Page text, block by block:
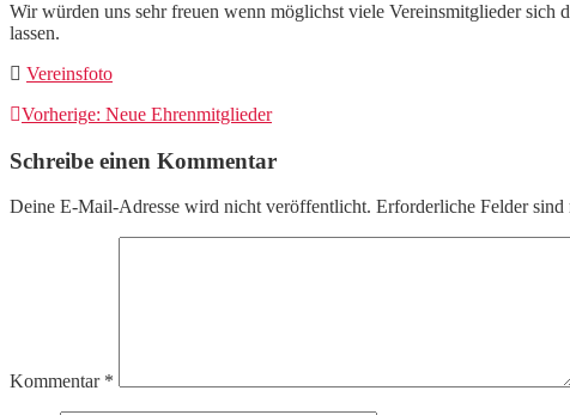
Wir würden uns sehr freuen wenn möglichst viele Vereinsmitglieder sich
lassen.
Vereinsfoto
Beitragsnavigation
Vorherige: Vorheriger
Neue Ehrenmitglieder
Schreibe einen Kommentar
Deine E-Mail-Adresse wird nicht veröffentlicht. Erforderliche Felder sind
Kommentar *